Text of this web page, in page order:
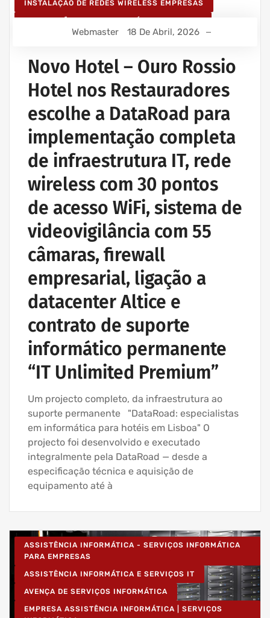
INSTALAÇÃO DE REDES WIRELESS EMPRESAS
Webmaster 18 De Abril, 2026
Novo Hotel – Ouro Rossio
Hotel nos Restauradores
escolhe a DataRoad para
implementação completa
de infraestrutura IT, rede
wireless com 30 pontos
de acesso WiFi, sistema de
videovigilância com 55
câmaras, firewall
empresarial, ligação a
datacenter Altice e
contrato de suporte
informático permanente
“IT Unlimited Premium”
Um projecto completo, da infraestrutura ao
suporte permanente "DataRoad: especialistas
em informática para hotéis em Lisboa" O
projecto foi desenvolvido e executado
integralmente pela DataRoad — desde a
especificação técnica e aquisição de
equipamento até à
ASSISTÊNCIA INFORMÁTICA - SERVIÇOS INFORMÁTICA
PARA EMPRESAS
ASSISTÊNCIA INFORMÁTICA E SERVIÇOS IT
AVENÇA DE SERVIÇOS INFORMÁTICA
EMPRESA ASSISTÊNCIA INFORMÁTICA | SERVIÇOS